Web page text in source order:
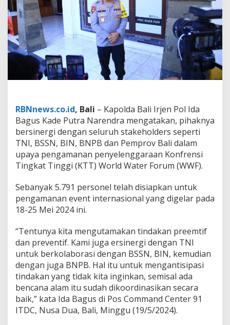
n
W
o
r
a
t
e
r
F
o
m
k
e
-
0
d
i
B
a
l
i
,
n
RBNnews.co.id, Bali – Kapolda Bali Irjen Pol Ida
Bagus Kade Putra Narendra mengatakan, pihaknya
bersinergi dengan seluruh stakeholders seperti
TNI, BSSN, BIN, BNPB dan Pemprov Bali dalam
upaya pengamanan penyelenggaraan Konfrensi
Tingkat Tinggi (KTT) World Water Forum (WWF).
Sebanyak 5.791 personel telah disiapkan untuk
pengamanan event internasional yang digelar pada
18-25 Mei 2024 ini.
“Tentunya kita mengutamakan tindakan preemtif
dan preventif. Kami juga ersinergi dengan TNI
untuk berkolaborasi dengan BSSN, BIN, kemudian
dengan juga BNPB. Hal itu untuk mengantisipasi
tindakan yang tidak kita inginkan, semisal ada
bencana alam itu sudah dikoordinasikan secara
baik,” kata Ida Bagus di Pos Command Center 91
ITDC, Nusa Dua, Bali, Minggu (19/5/2024).